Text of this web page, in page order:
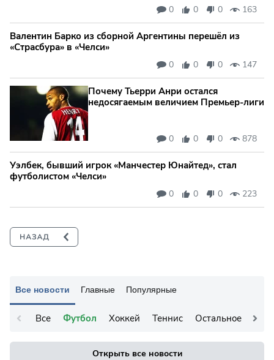
Все новости Главные Популярные
Все Футбол Хоккей Теннис Остальное
Открыть все новости
0 0 0 163
Валентин Барко из сборной Аргентины перешёл из
«Страсбура» в «Челси»
0 0 0 147
Почему Тьерри Анри остался
недосягаемым величием Премьер-лиги
0 0 0 878
Уэлбек, бывший игрок «Манчестер Юнайтед», стал
футболистом «Челси»
0 0 0 223